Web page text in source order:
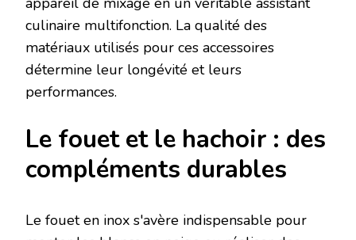
culinaire multifonction. La qualité des
matériaux utilisés pour ces accessoires
détermine leur longévité et leurs
performances.
Le fouet et le hachoir : des
compléments durables
Le fouet en inox s'avère indispensable pour